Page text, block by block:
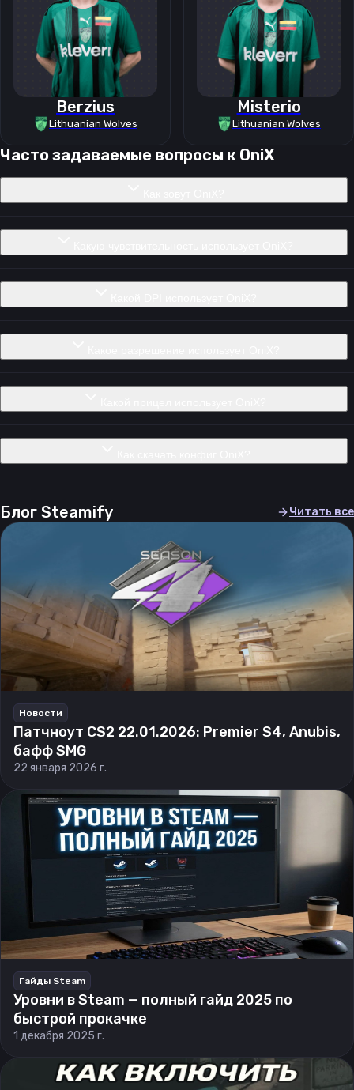
Berzius
Lithuanian Wolves
Misterio
Lithuanian Wolves
Часто задаваемые вопросы к OniX
Блог Steamify Читать все
Новости
Патчноут CS2 22.01.2026: Premier S4, Anubis,
бафф SMG
22 января 2026 г.
Гайды Steam
Уровни в Steam — полный гайд 2025 по
быстрой прокачке
1 декабря 2025 г.